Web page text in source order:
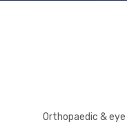
Orthopaedic &